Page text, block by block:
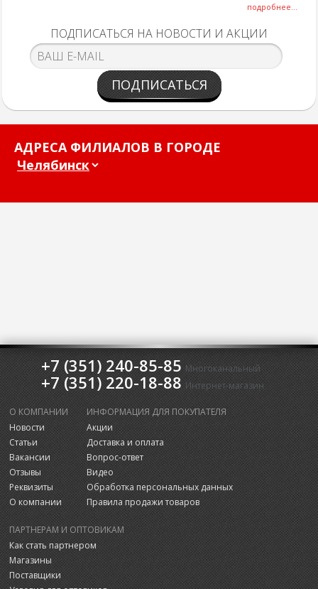
подробнее...
ПОДПИСАТЬСЯ НА НОВОСТИ И АКЦИИ
ПОДПИСАТЬСЯ
АДРЕСА ФИЛИАЛОВ В ГОРОДЕ
+7 (351) 240-85-85 Многоканальный
+7 (351) 220-18-88 Интернет-магазин
О КОМПАНИИ
Новости
Статьи
Вакансии
Отзывы
Реквизиты
О компании
ИНФОРМАЦИЯ ДЛЯ ПОКУПАТЕЛЯ
Акции
Доставка и оплата
Вопрос-ответ
Видео
Обработка персональных данных
Правила продажи товаров
ПАРТНЕРАМ И ОПТОВИКАМ
Как стать партнером
Магазины
Поставщики